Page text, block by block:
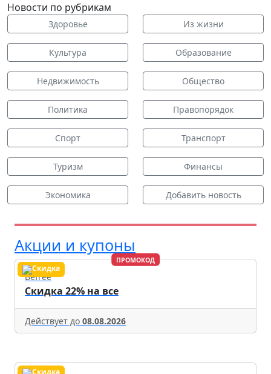
Новости по рубрикам
Здоровье Из жизни
Культура Образование
Недвижимость Общество
Политика Правопорядок
Спорт Транспорт
Туризм Финансы
Экономика Добавить новость
Акции и купоны
ПРОМОКОД
Befree
Скидка 22% на все
Действует до 08.08.2026